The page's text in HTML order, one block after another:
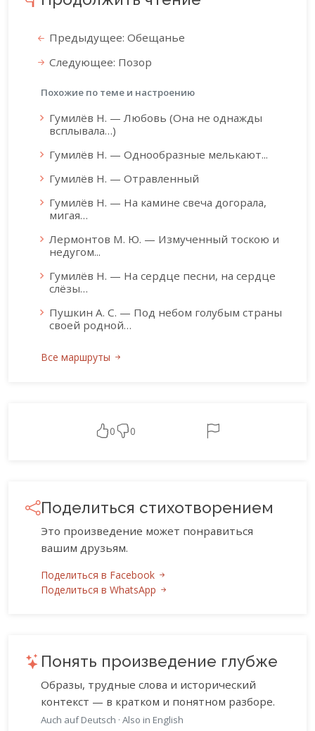
Предыдущее: Обещанье
Следующее: Позор
Похожие по теме и настроению
Гумилёв Н. — Любовь (Она не однажды
всплывала…)
Гумилёв Н. — Однообразные мелькают...
Гумилёв Н. — Отравленный
Гумилёв Н. — На камине свеча догорала,
мигая…
Лермонтов М. Ю. — Измученный тоскою и
недугом...
Гумилёв Н. — На сердце песни, на сердце
слёзы…
Пушкин А. С. — Под небом голубым страны
своей родной…
Все маршруты
0 0
Поделиться стихотворением
Это произведение может понравиться
вашим друзьям.
Поделиться в Facebook
Поделиться в WhatsApp
Понять произведение глубже
Образы, трудные слова и исторический
контекст — в кратком и понятном разборе.
Auch auf Deutsch · Also in English